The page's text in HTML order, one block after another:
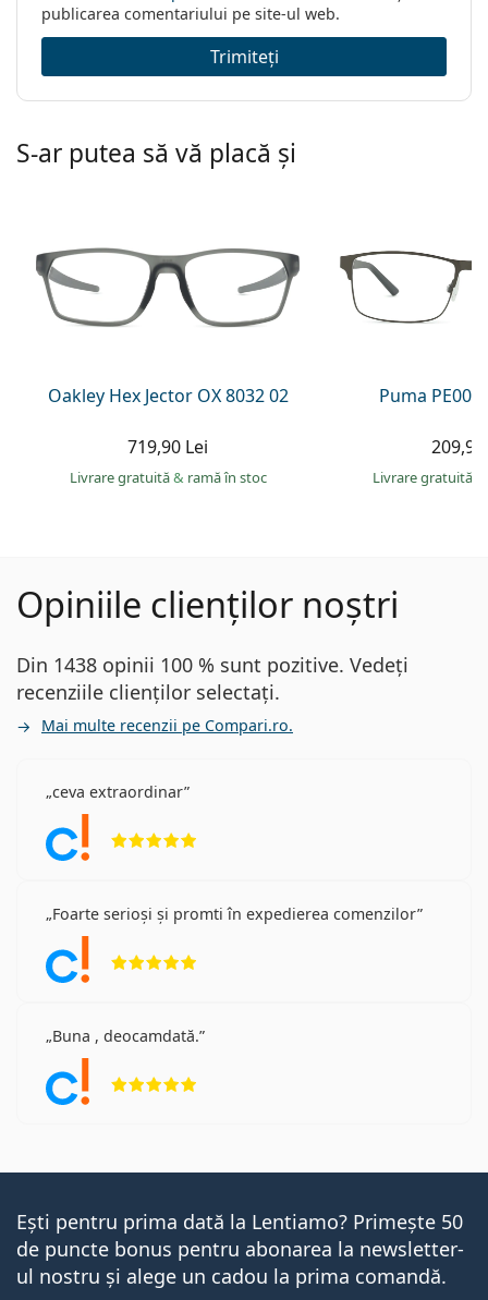
publicarea comentariului pe site-ul web.
Trimiteți
S-ar putea să vă placă și
Oakley Hex Jector OX 8032 02
719,90 Lei
Livrare gratuită& ramă în stoc
Puma
Livrare gratuită
Opiniile clienților noștri
Din 1438 opinii 100 % sunt pozitive. Vedeți
recenziile clienților selectați.
Mai multe recenzii pe Compari.ro.
ceva extraordinar
Foarte serioși și promti în expedierea comenzilor
Buna , deocamdată.
Ești pentru prima dată la Lentiamo? Primește 50
de puncte bonus pentru abonarea la newsletter-
ul nostru și alege un cadou la prima comandă.